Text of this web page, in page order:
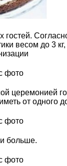
гостей.
весом до 3
церемонией
от одного
больше.